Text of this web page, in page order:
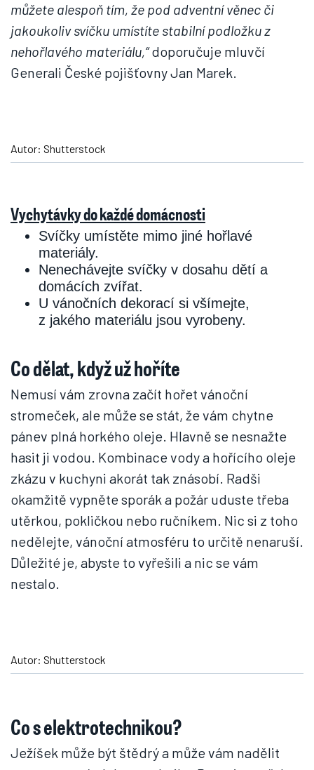
můžete alespoň tím, že pod adventní věnec či
jakoukoliv svíčku umístíte stabilní podložku z
nehořlavého materiálu,“doporučuje mluvčí
Generali České pojišťovny Jan Marek.
Autor: Shutterstock
Vychytávky do každé domácnosti
Svíčky umístěte mimo jiné hořlavé
materiály.
Nenechávejte svíčky v dosahu dětí a
domácích zvířat.
U vánočních dekorací si všímejte,
z jakého materiálu jsou vyrobeny.
Co dělat, když už hoříte
Nemusí vám zrovna začít hořet vánoční
stromeček, ale může se stát, že vám chytne
pánev plná horkého oleje. Hlavně se nesnažte
hasit ji vodou. Kombinace vody a hořícího oleje
zkázu v kuchyni akorát tak znásobí. Radši
okamžitě vypněte sporák a požár uduste třeba
utěrkou, pokličkou nebo ručníkem. Nic si z toho
nedělejte, vánoční atmosféru to určitě nenaruší.
Důležité je, abyste to vyřešili a nic se vám
nestalo.
Autor: Shutterstock
Co s elektrotechnikou?
Ježíšek může být štědrý a může vám nadělit